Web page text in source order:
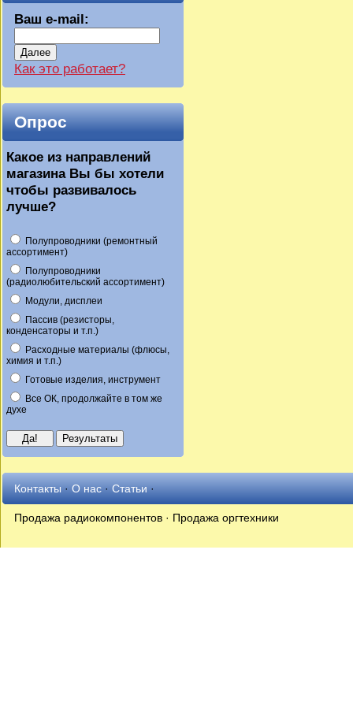
Ваш e-mail:
Далее
Как это работает?
Опрос
Какое из направлений
магазина Вы бы хотели
чтобы развивалось
лучше?
Полупроводники (ремонтный
ассортимент)
Полупроводники
(радиолюбительский ассортимент)
Модули, дисплеи
Пассив (резисторы,
конденсаторы и т.п.)
Расходные материалы (флюсы,
химия и т.п.)
Готовые изделия, инструмент
Все ОК, продолжайте в том же
духе
Контакты·О нас·Статьи·
Продажа радиокомпонентов · Продажа оргтехники